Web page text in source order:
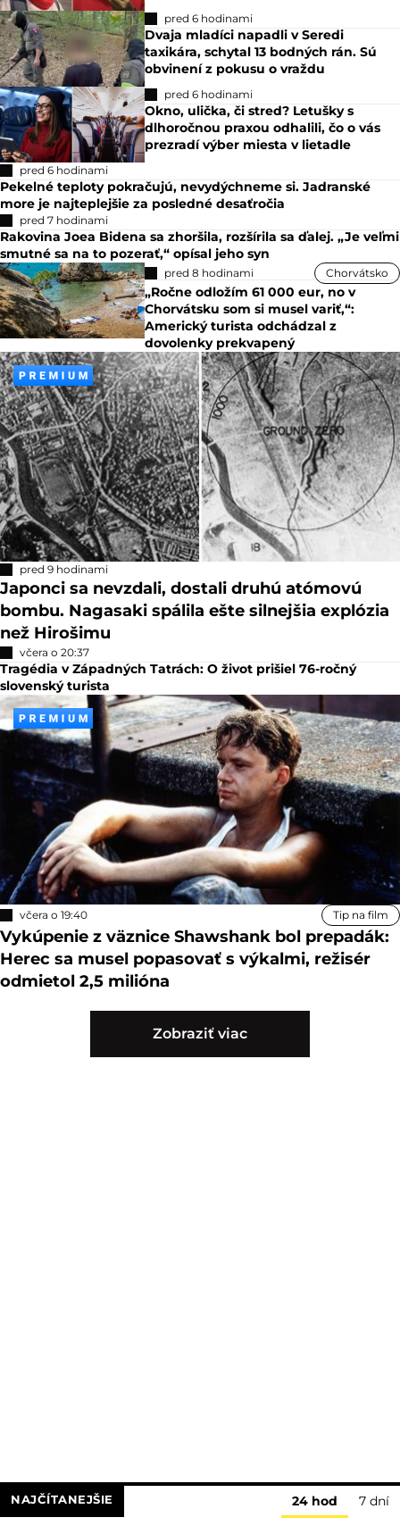
pred 6 hodinami
Dvaja mladíci napadli v Seredi
taxikára, schytal 13 bodných rán. Sú
obvinení z pokusu o vraždu
pred 6 hodinami
Okno, ulička, či stred? Letušky s
dlhoročnou praxou odhalili, čo o vás
prezradí výber miesta v lietadle
pred 6 hodinami
Pekelné teploty pokračujú, nevydýchneme si. Jadranské
more je najteplejšie za posledné desaťročia
pred 7 hodinami
Rakovina Joea Bidena sa zhoršila, rozšírila sa ďalej. „Je veľmi
smutné sa na to pozerať,“ opísal jeho syn
pred 8 hodinami Chorvátsko
„Ročne odložím 61 000 eur, no v
Chorvátsku som si musel variť,“:
Americký turista odchádzal z
dovolenky prekvapený
pred 9 hodinami
Japonci sa nevzdali, dostali druhú atómovú
bombu. Nagasaki spálila ešte silnejšia explózia
než Hirošimu
včera o 20:37
Tragédia v Západných Tatrách: O život prišiel 76-ročný
slovenský turista
včera o 19:40 Tip na film
Vykúpenie z väznice Shawshank bol prepadák:
Herec sa musel popasovať s výkalmi, režisér
odmietol 2,5 milióna
Zobraziť viac
NAJČÍTANEJŠIE 24 hod 7 dní